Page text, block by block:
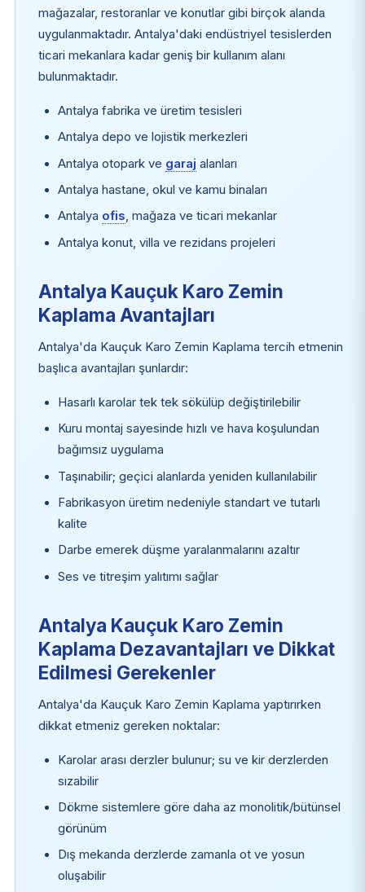
mağazalar, restoranlar ve konutlar gibi birçok alanda
uygulanmaktadır. Antalya'daki endüstriyel tesislerden
ticari mekanlara kadar geniş bir kullanım alanı
bulunmaktadır.
Antalya fabrika ve üretim tesisleri
Antalya depo ve lojistik merkezleri
Antalya otopark ve garaj alanları
Antalya hastane, okul ve kamu binaları
Antalya ofis, mağaza ve ticari mekanlar
Antalya konut, villa ve rezidans projeleri
Antalya Kauçuk Karo Zemin
Kaplama Avantajları
Antalya'da Kauçuk Karo Zemin Kaplama tercih etmenin
başlıca avantajları şunlardır:
Hasarlı karolar tek tek sökülüp değiştirilebilir
Kuru montaj sayesinde hızlı ve hava koşulundan
bağımsız uygulama
Taşınabilir; geçici alanlarda yeniden kullanılabilir
Fabrikasyon üretim nedeniyle standart ve tutarlı
kalite
Darbe emerek düşme yaralanmalarını azaltır
Ses ve titreşim yalıtımı sağlar
Antalya Kauçuk Karo Zemin
Kaplama Dezavantajları ve Dikkat
Edilmesi Gerekenler
Antalya'da Kauçuk Karo Zemin Kaplama yaptırırken
dikkat etmeniz gereken noktalar:
Karolar arası derzler bulunur; su ve kir derzlerden
sızabilir
Dökme sistemlere göre daha az monolitik/bütünsel
görünüm
Dış mekanda derzlerde zamanla ot ve yosun
oluşabilir